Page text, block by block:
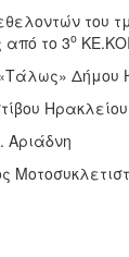
του
το 3ο
Δήμου
Ηρακλείου